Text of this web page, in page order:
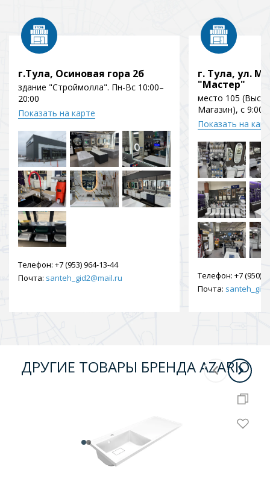
г.Тула, Осиновая гора 2б
здание "Строймолла". Пн-Вс 10:00–
20:00
Показать на карте
Телефон: +7 (953) 964-13-44
Почта: santeh_gid2@mail.ru
г. Тула, ул.
"Мастер"
место 105
Магазин), с 9:00
Показать на
Телефон: +7 (950)
Почта:
ДРУГИЕ ТОВАРЫ БРЕНДА AZARIO